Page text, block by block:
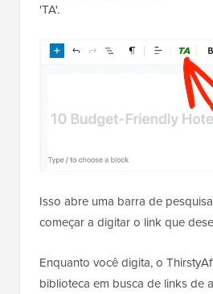
'TA'.
Isso abre uma barra de
começar a digitar o link que
Enquanto você digita, o
biblioteca em busca de links de